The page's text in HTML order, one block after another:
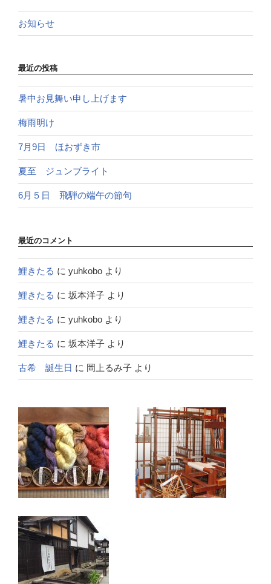
お知らせ
最近の投稿
暑中お見舞い申し上げます
梅雨明け
7月9日 ほおずき市
夏至 ジュンブライト
6月５日 飛騨の端午の節句
最近のコメント
鯉きたる に yuhkobo より
鯉きたる に 坂本洋子 より
鯉きたる に yuhkobo より
鯉きたる に 坂本洋子 より
古希 誕生日 に 岡上るみ子 より